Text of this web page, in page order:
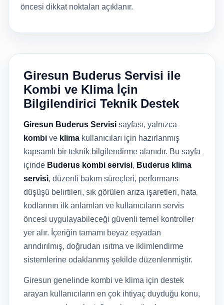
öncesi dikkat noktaları açıklanır.
Giresun Buderus Servisi ile
Kombi ve Klima İçin
Bilgilendirici Teknik Destek
Giresun Buderus Servisi sayfası, yalnızca
kombi ve klima kullanıcıları için hazırlanmış
kapsamlı bir teknik bilgilendirme alanıdır. Bu sayfa
içinde Buderus kombi servisi, Buderus klima
servisi, düzenli bakım süreçleri, performans
düşüşü belirtileri, sık görülen arıza işaretleri, hata
kodlarının ilk anlamları ve kullanıcıların servis
öncesi uygulayabileceği güvenli temel kontroller
yer alır. İçeriğin tamamı beyaz eşyadan
arındırılmış, doğrudan ısıtma ve iklimlendirme
sistemlerine odaklanmış şekilde düzenlenmiştir.
Giresun genelinde kombi ve klima için destek
arayan kullanıcıların en çok ihtiyaç duyduğu konu,